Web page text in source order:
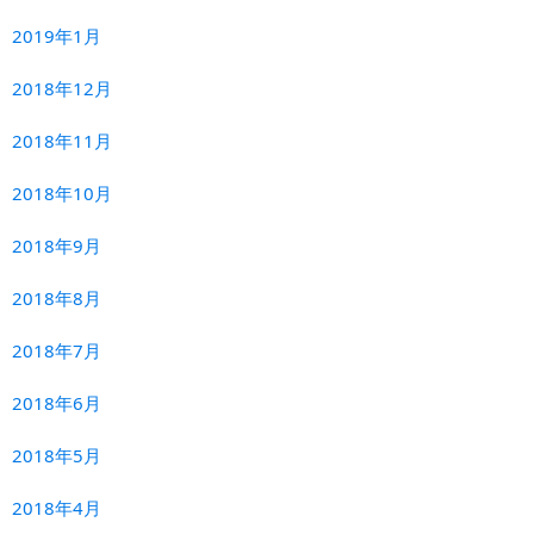
2019年1月
2018年12月
2018年11月
2018年10月
2018年9月
2018年8月
2018年7月
2018年6月
2018年5月
2018年4月